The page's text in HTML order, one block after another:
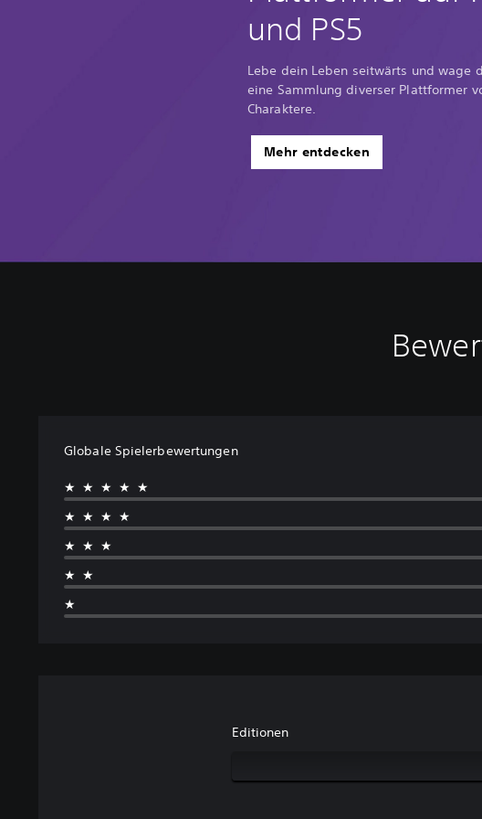
und PS5
Lebe dein Leben seitwärts und wage
eine Sammlung diverser Plattformer
Charaktere.
Mehr entdecken
Globale Spielerbewertungen
★★★★★
★★★★
★★★
★★
★
Editionen